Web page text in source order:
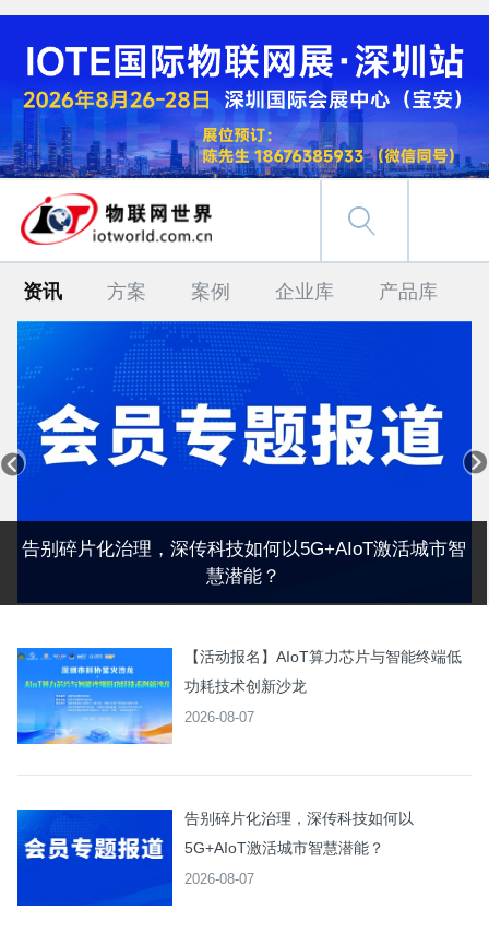
资讯 方案 案例 企业库 产品库
告别碎片化治理，深传科技如何以5G+AIoT激活城市智
慧潜能？
 
【活动报名】AIoT算力芯片与智能终端低
功耗技术创新沙龙
2026-08-07
告别碎片化治理，深传科技如何以
5G+AIoT激活城市智慧潜能？
2026-08-07